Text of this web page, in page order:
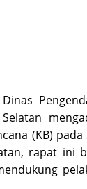
(KB)
rapat ini